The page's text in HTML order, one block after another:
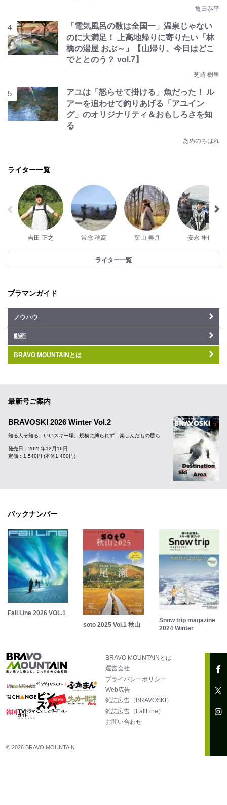
亀田恭平
「電気風呂の数は全国一」温泉じゃない
のに大満足！ 上高地帰りに寄りたい「林
檎の湯屋 おぶ～」【山帰り、今日はどこ
でととのう？ vol.7】
芝崎 樹里
アユは「怒らせて掛ける」魚だった！ ル
アーを追わせて釣りあげる「アユイン
グ」のオリジナリティ＆おもしろさを知
る
あめのちはれ
ライター一覧
吉田 正之 常念 穂高 葉山 美月 安永 隼也
ライター一覧
ブラマンガイド
ノウハウ
動画
BRAVO MOUNTAINとは
最新号ご案内
BRAVOSKI 2026 Winter Vol.2
知る人ぞ知る、いいスキー場。規模に縛られず、楽しんだもの勝ち
発売日：2025年12月16日
定価：1,540円 (本体1,400円)
バックナンバー
Fall Line 2026 VOL.1
soto 2025 Vol.1 秋山
Snow trip magazine
2024 Winter
BRAVO MOUNTAINとは
運営会社
プライバシーポリシー
Web広告
雑誌広告（BRAVOSKI）
雑誌広告（FallLine）
お問い合わせ
© 2026 BRAVO MOUNTAIN